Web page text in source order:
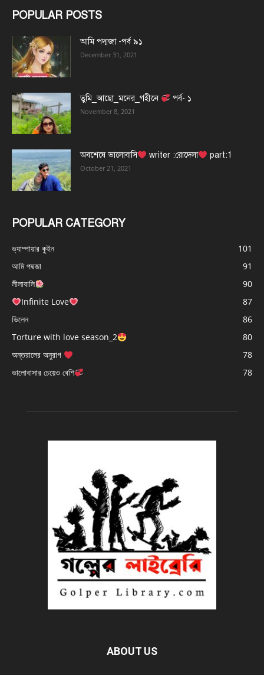
POPULAR POSTS
আমি পদ্মজা -পর্ব ৯১
December 31, 2021
তুমি_আছো_মনের_গহীনে পর্ব- ১
November 8, 2021
অবশেষে ভালোবাসি writer :রোদেলা part:1
October 21, 2021
POPULAR CATEGORY
ভ্যাম্পায়ার কুইন
101
আমি পদ্মজা
91
লীলাবালি
90
Infinite Love
87
ভিলেন
86
Torture with love season_2
80
অন্তরালের অনুরাগ
78
ভালোবাসার চেয়েও বেশি
78
ABOUT US